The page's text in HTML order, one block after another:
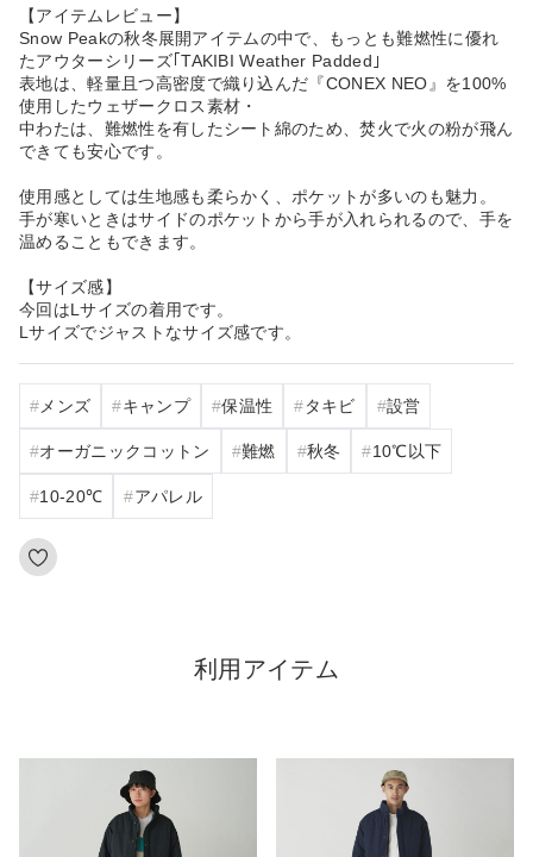
【アイテムレビュー】
Snow Peakの秋冬展開アイテムの中で、もっとも難燃性に優れ
たアウターシリーズ｢TAKIBI Weather Padded｣
表地は、軽量且つ高密度で織り込んだ『CONEX NEO』を100%
使用したウェザークロス素材・
中わたは、難燃性を有したシート綿のため、焚火で火の粉が飛ん
できても安心です。
使用感としては生地感も柔らかく、ポケットが多いのも魅力。
手が寒いときはサイドのポケットから手が入れられるので、手を
温めることもできます。
【サイズ感】
今回はLサイズの着用です。
Lサイズでジャストなサイズ感です。
メンズ キャンプ 保温性 タキビ 設営
オーガニックコットン 難燃 秋冬 10℃以下
10‐20℃ アパレル
利用アイテム